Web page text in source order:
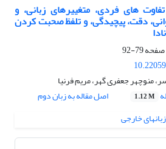
های فردی، متغییرهای زبانی، و
دقت، پیچیدگی، و تلفظ صحبت کردن
79-92
منوچهر جعفری گهر، مریم فرنیا
1.12 M اصل مقاله به زبان دوم